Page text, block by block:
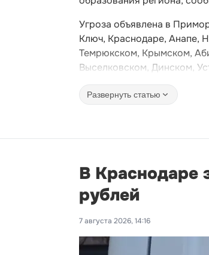
Угроза объявлена в
Ключ, Краснодаре, Анапе,
Темрюкском, Крымском,
Выселковском, Динском,
Развернуть статью
В Краснодаре
рублей
7 августа 2026, 14:16